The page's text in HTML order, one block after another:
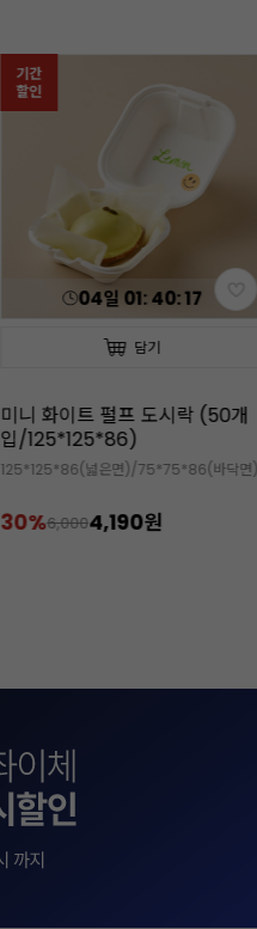
기간
할인
04일 01:40:15
담기
미니 화이트 펄프 도시락 (50개
입/125*125*86)
125*125*86(넓은면)/75*75*86(바닥면)
30%6,0004,190원